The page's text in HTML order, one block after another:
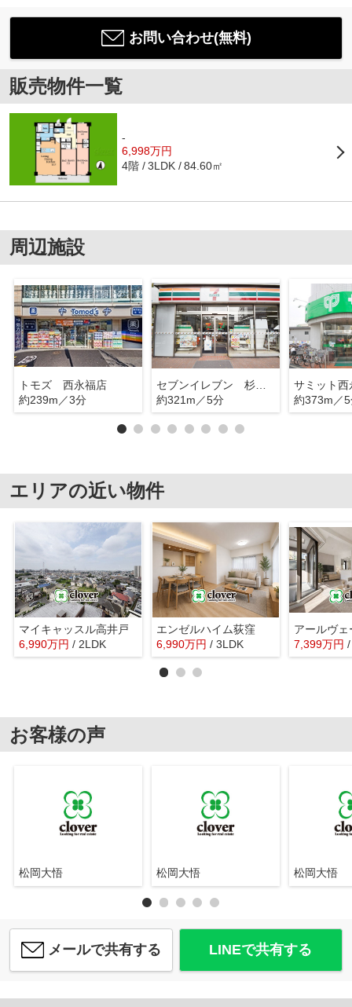
お問い合わせ(無料)
販売物件一覧
-
6,998万円
4階 3LDK 84.60㎡
周辺施設
トモズ 西永福店
約239m／3分
セブンイレブン 杉並永福４丁目
約321m／5分
サミット西
約373m／
エリアの近い物件
マイキャッスル高井戸
6,990万円 / 2LDK
エンゼルハイム荻窪
6,990万円 / 3LDK
アールヴ
7,399万円
お客様の声
松岡大悟 松岡大悟 松岡大悟
メールで共有する LINEで共有する